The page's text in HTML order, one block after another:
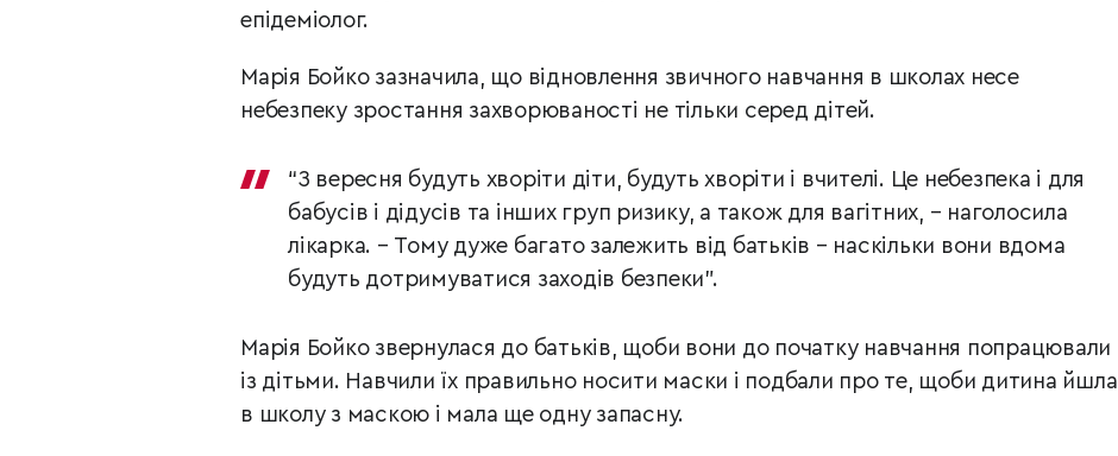
епідеміолог.
Марія Бойко зазначила, що відновлення звичного навчання в школах несе
небезпеку зростання захворюваності не тільки серед дітей.
“З вересня будуть хворіти діти, будуть хворіти і вчителі. Це небезпека і для
бабусів і дідусів та інших груп ризику, а також для вагітних, – наголосила
лікарка. – Тому дуже багато залежить від батьків – наскільки вони вдома
будуть дотримуватися заходів безпеки”.
Марія Бойко звернулася до батьків, щоби вони до початку навчання попрацювали
із дітьми. Навчили їх правильно носити маски і подбали про те, щоби дитина йшла
в школу з маскою і мала ще одну запасну.